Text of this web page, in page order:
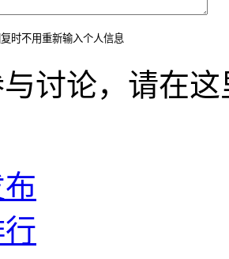
时不用重新输入个人信息
讨论，请在这